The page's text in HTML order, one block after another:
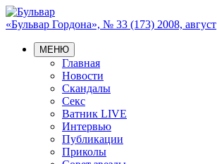
«Бульвар Гордона», № 33 (173) 2008, август
МЕНЮ
Главная
Новости
Скандалы
Секс
Ватник LIVE
Интервью
Публикации
Приколы